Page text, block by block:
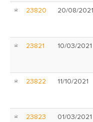
23820 20/08/2021
23821 10/03/2021
23822 11/10/2021
23823 01/03/2021